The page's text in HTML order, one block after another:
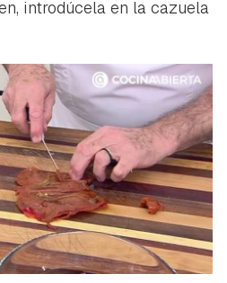
introdúcela en la cazuela